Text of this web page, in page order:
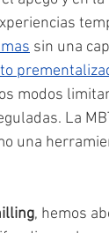
sin una
modos
La
una
, hemos